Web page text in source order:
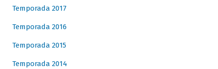
Temporada 2017
Temporada 2016
Temporada 2015
Temporada 2014